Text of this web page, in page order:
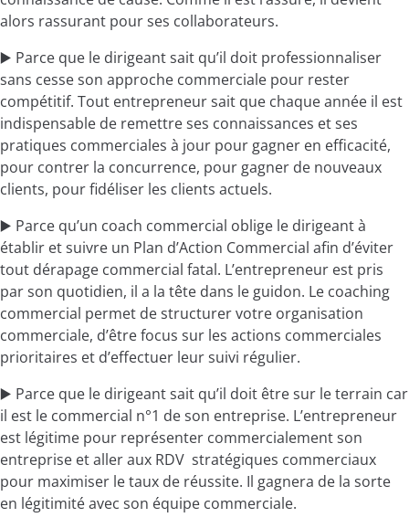
alors rassurant pour ses collaborateurs.
▶️ Parce que le dirigeant sait qu’il doit professionnaliser
sans cesse son approche commerciale pour rester
compétitif. Tout entrepreneur sait que chaque année il est
indispensable de remettre ses connaissances et ses
pratiques commerciales à jour pour gagner en efficacité,
pour contrer la concurrence, pour gagner de nouveaux
clients, pour fidéliser les clients actuels.
▶️ Parce qu’un coach commercial oblige le dirigeant à
établir et suivre un Plan d’Action Commercial afin d’éviter
tout dérapage commercial fatal. L’entrepreneur est pris
par son quotidien, il a la tête dans le guidon. Le coaching
commercial permet de structurer votre organisation
commerciale, d’être focus sur les actions commerciales
prioritaires et d’effectuer leur suivi régulier.
▶️ Parce que le dirigeant sait qu’il doit être sur le terrain car
il est le commercial n°1 de son entreprise. L’entrepreneur
est légitime pour représenter commercialement son
entreprise et aller aux RDV stratégiques commerciaux
pour maximiser le taux de réussite. Il gagnera de la sorte
en légitimité avec son équipe commerciale.